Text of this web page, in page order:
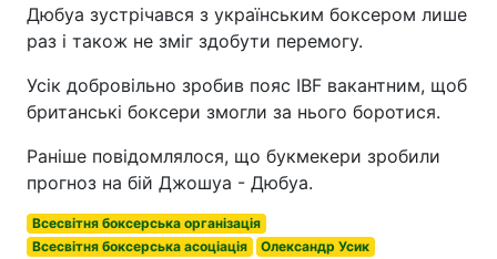
Дюбуа зустрічався з українським боксером лише
раз і також не зміг здобути перемогу.
Усік добровільно зробив пояс IBF вакантним, щоб
британські боксери змогли за нього боротися.
Раніше повідомлялося, що букмекери зробили
прогноз на бій Джошуа - Дюбуа.
Всесвітня боксерська організація
Всесвітня боксерська асоціація
Олександр Усик